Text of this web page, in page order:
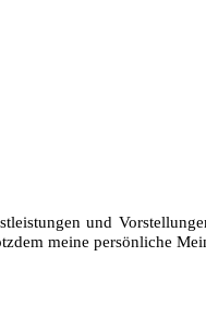
und
meine persönliche